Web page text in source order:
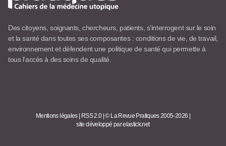
Des citoyens, soignants, chercheurs, patients, s’interrogent sur le soin
et la santé dans toutes ses composantes : conditions de vie, de travail,
environnement et défendent une politique de santé qui permette à
tous l’accès à des soins de qualité.
Mentions légales RSS 2.0 |© La Revue Pratiques 2005-2026
site développé par elastick.net